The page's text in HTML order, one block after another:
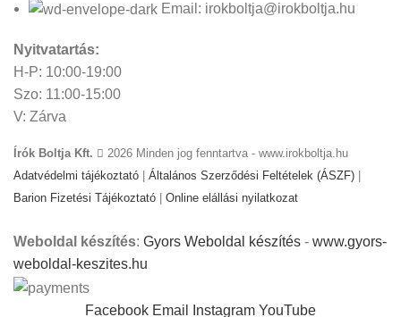
Email: irokboltja@irokboltja.hu
Nyitvatartás:
H-P: 10:00-19:00
Szo: 11:00-15:00
V: Zárva
Írók Boltja Kft.
2026 Minden jog fenntartva - www.irokboltja.hu
Adatvédelmi tájékoztató
Általános Szerződési Feltételek (ÁSZF)
Barion Fizetési Tájékoztató
Online elállási nyilatkozat
Weboldal készítés: Gyors Weboldal készítés - www.gyors-
weboldal-keszites.hu
Facebook Email Instagram YouTube